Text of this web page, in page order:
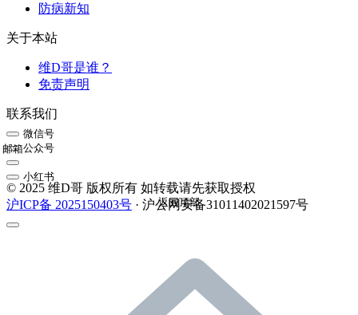
防病新知
关于本站
维D哥是谁？
免责声明
联系我们
微信号
公众号
邮箱
小红书
© 2025 维D哥 版权所有 如转载请先获取授权
沪ICP备 2025150403号 · 沪公网安备31011402021597号
返回顶部